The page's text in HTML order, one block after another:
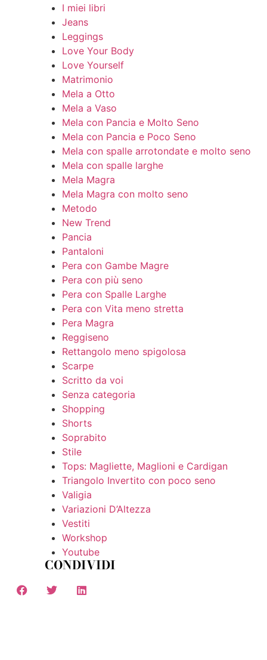
I miei libri
Jeans
Leggings
Love Your Body
Love Yourself
Matrimonio
Mela a Otto
Mela a Vaso
Mela con Pancia e Molto Seno
Mela con Pancia e Poco Seno
Mela con spalle arrotondate e molto seno
Mela con spalle larghe
Mela Magra
Mela Magra con molto seno
Metodo
New Trend
Pancia
Pantaloni
Pera con Gambe Magre
Pera con più seno
Pera con Spalle Larghe
Pera con Vita meno stretta
Pera Magra
Reggiseno
Rettangolo meno spigolosa
Scarpe
Scritto da voi
Senza categoria
Shopping
Shorts
Soprabito
Stile
Tops: Magliette, Maglioni e Cardigan
Triangolo Invertito con poco seno
Valigia
Variazioni D’Altezza
Vestiti
Workshop
Youtube
CONDIVIDI